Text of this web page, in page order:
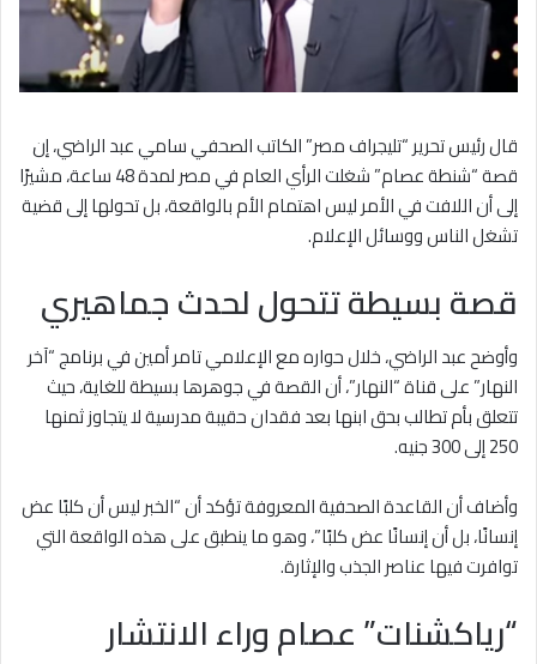
قال رئيس تحرير “تليجراف مصر” الكاتب الصحفي سامي عبد الراضي، إن
قصة “شنطة عصام” شغلت الرأي العام في مصر لمدة 48 ساعة، مشيرًا
إلى أن اللافت في الأمر ليس اهتمام الأم بالواقعة، بل تحولها إلى قضية
تشغل الناس ووسائل الإعلام.
قصة بسيطة تتحول لحدث جماهيري
وأوضح عبد الراضي، خلال حواره مع الإعلامي تامر أمين في برنامج “آخر
النهار” على قناة “النهار”، أن القصة في جوهرها بسيطة للغاية، حيث
تتعلق بأم تطالب بحق ابنها بعد فقدان حقيبة مدرسية لا يتجاوز ثمنها
250 إلى 300 جنيه.
وأضاف أن القاعدة الصحفية المعروفة تؤكد أن “الخبر ليس أن كلبًا عض
إنسانًا، بل أن إنسانًا عض كلبًا”، وهو ما ينطبق على هذه الواقعة التي
توافرت فيها عناصر الجذب والإثارة.
“رياكشنات” عصام وراء الانتشار